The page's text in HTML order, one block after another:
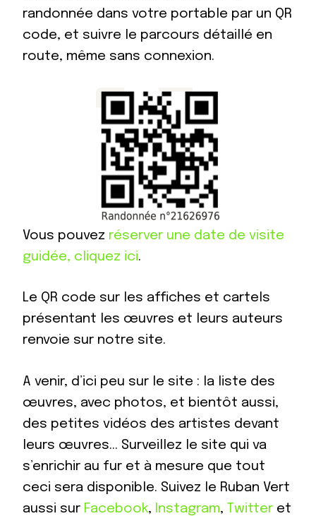
randonnée dans votre portable par un QR
code, et suivre le parcours détaillé en
route, même sans connexion.
Vous pouvez réserver une date de visite
guidée, cliquez ici.
Le QR code sur les affiches et cartels
présentant les œuvres et leurs auteurs
renvoie sur notre site.
A venir, d’ici peu sur le site : la liste des
œuvres, avec photos, et bientôt aussi,
des petites vidéos des artistes devant
leurs œuvres… Surveillez le site qui va
s’enrichir au fur et à mesure que tout
ceci sera disponible. Suivez le Ruban Vert
aussi sur Facebook, Instagram, Twitter et